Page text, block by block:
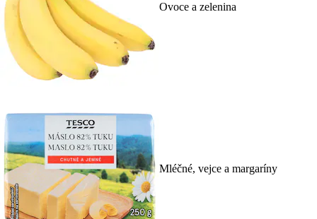
Ovoce a zelenina
Mléčné, vejce a margaríny